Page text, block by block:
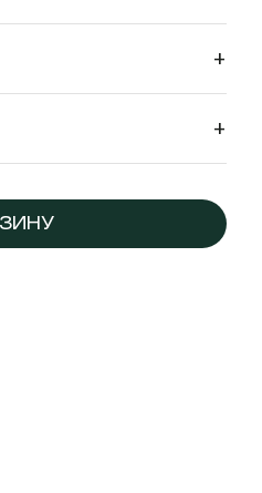
+
+